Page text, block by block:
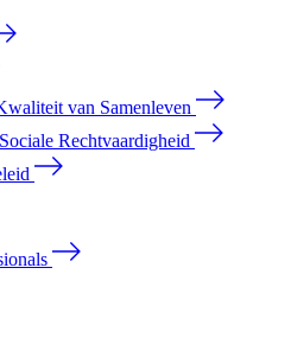
van Samenleven
Rechtvaardigheid